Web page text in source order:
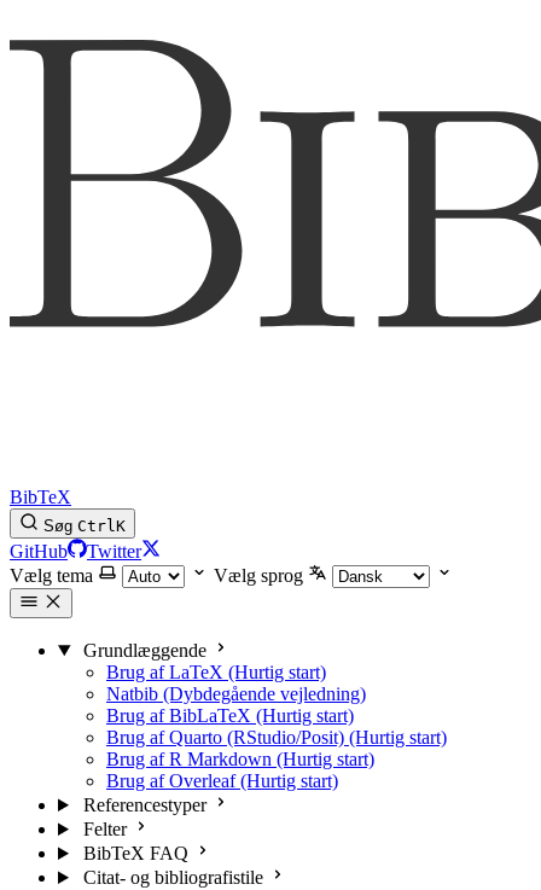
BibTeX
Søg CtrlK
GitHub
Twitter
Vælg tema
Vælg sprog
Grundlæggende
Brug af LaTeX (Hurtig start)
Natbib (Dybdegående vejledning)
Brug af BibLaTeX (Hurtig start)
Brug af Quarto (RStudio/Posit) (Hurtig start)
Brug af R Markdown (Hurtig start)
Brug af Overleaf (Hurtig start)
Referencestyper
Felter
BibTeX FAQ
Citat- og bibliografistile